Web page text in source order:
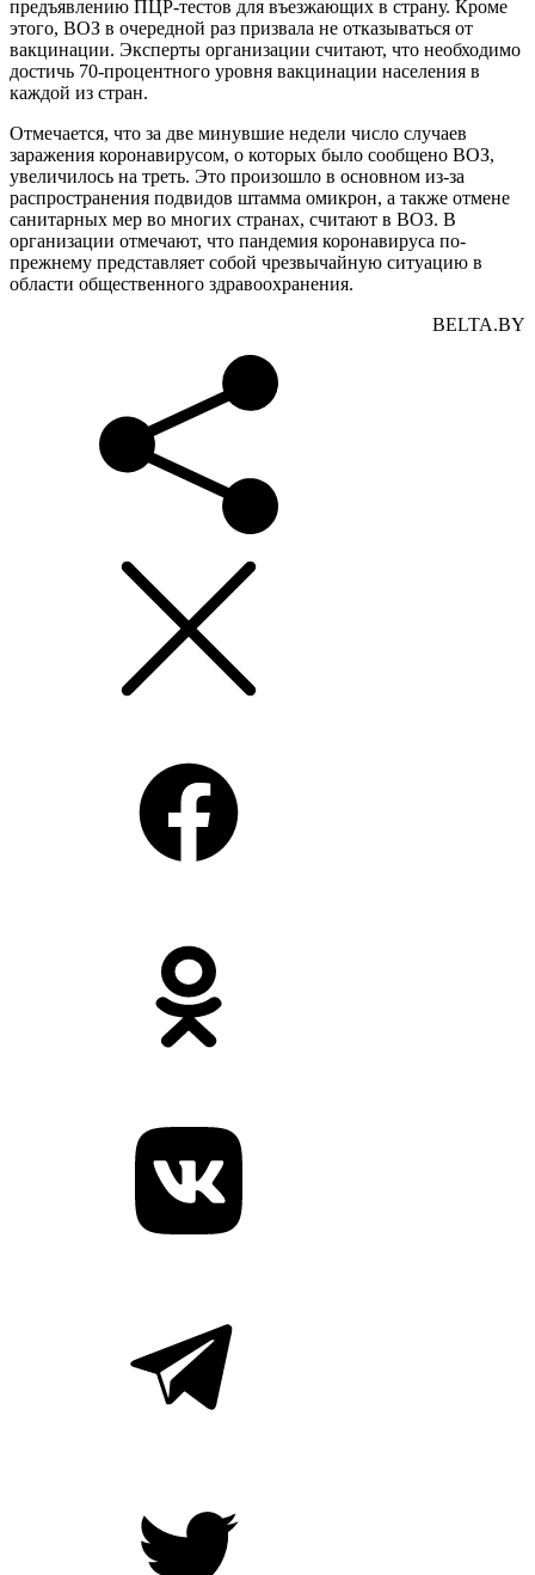
предъявлению ПЦР-тестов для въезжающих в страну. Кроме
этого, ВОЗ в очередной раз призвала не отказываться от
вакцинации. Эксперты организации считают, что необходимо
достичь 70-процентного уровня вакцинации населения в
каждой из стран.
Отмечается, что за две минувшие недели число случаев
заражения коронавирусом, о которых было сообщено ВОЗ,
увеличилось на треть. Это произошло в основном из-за
распространения подвидов штамма омикрон, а также отмене
санитарных мер во многих странах, считают в ВОЗ. В
организации отмечают, что пандемия коронавируса по-
прежнему представляет собой чрезвычайную ситуацию в
области общественного здравоохранения.
BELTA.BY